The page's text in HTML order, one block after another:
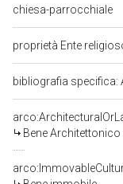
chiesa-parrocchiale
proprietà Ente
bibliografia specifica:
Bene